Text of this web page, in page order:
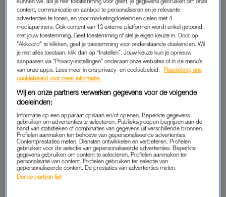
Dit bericht op Instagram bekijken
content, communicatie en aanbod te personaliseren en je relevante
advertenties te tonen, en voor marketingdoeleinden delen met 4
mediapartners. Ook content van 13 externe platformen wordt enkel getoond
met jouw toestemming. Geef toestemming of stel je eigen keuze in. Door op
"Akkoord" te klikken, geef je toestemming voor onderstaande doeleinden. Wil
je niet alles toestaan, klik dan op “Instellen”. Jouw keuze kun je opnieuw
aanpassen via “Privacy-instellingen” onderaan onze websites of in de menu’s
van onze apps. Lees meer in ons privacy- en cookiebeleid.
Raadpleeg ons
cookiebeleid voor meer informatie.
Wij en onze partners verwerken gegevens voor de volgende
doeleinden:
Informatie op een apparaat opslaan en/of openen. Beperkte gegevens
gebruiken om advertenties te selecteren. Publieksgroepen begrijpen aan de
hand van statistieken of combinaties van gegevens uit verschillende bronnen.
Profielen aanmaken ten behoeve van gepersonaliseerde advertenties.
Contentprestaties meten. Diensten ontwikkelen en verbeteren. Profielen
gebruiken voor de selectie van gepersonaliseerde advertenties. Beperkte
gegevens gebruiken om content te selecteren. Profielen aanmaken ter
personalisatie van content. Profielen gebruiken ter selectie van
gepersonaliseerde content. De prestaties van advertenties meten.
Derde partijen lijst